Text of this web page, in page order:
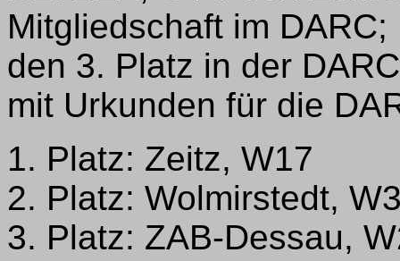
Mitgliedschaft im
den 3. Platz in der
mit Urkunden für die
1. Platz: Zeitz, W17
2. Platz: Wolmirstedt,
3. Platz: ZAB-Dessau,